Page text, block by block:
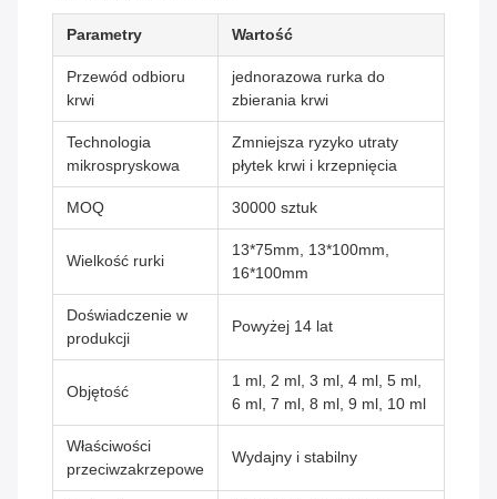
Parametry Wartość
Przewód odbioru
krwi
jednorazowa rurka do
zbierania krwi
Technologia
mikrospryskowa
Zmniejsza ryzyko utraty
płytek krwi i krzepnięcia
MOQ 30000 sztuk
Wielkość rurki
13*75mm, 13*100mm,
16*100mm
Doświadczenie w
produkcji
Powyżej 14 lat
Objętość
1 ml, 2 ml, 3 ml, 4 ml, 5 ml,
6 ml, 7 ml, 8 ml, 9 ml, 10 ml
Właściwości
przeciwzakrzepowe
Wydajny i stabilny